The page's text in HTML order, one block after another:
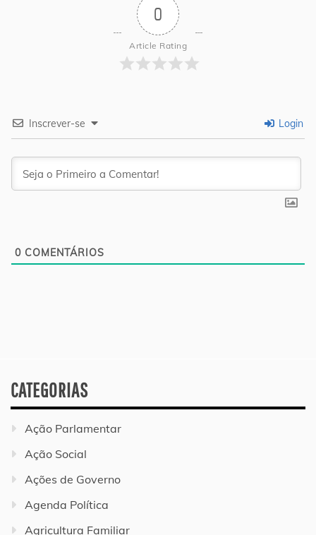
0
Article Rating
Inscrever-se Login
0 COMENTÁRIOS
CATEGORIAS
Ação Parlamentar
Ação Social
Ações de Governo
Agenda Política
Agricultura Familiar